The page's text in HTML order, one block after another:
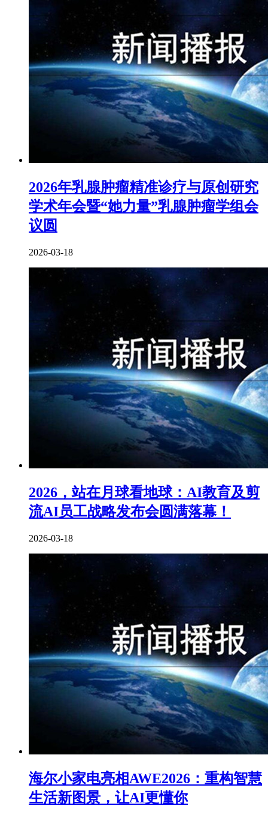
2026年乳腺肿瘤精准诊疗与原创研究
学术年会暨“她力量”乳腺肿瘤学组会
议圆
2026-03-18
2026，站在月球看地球：AI教育及剪
流AI员工战略发布会圆满落幕！
2026-03-18
海尔小家电亮相AWE2026：重构智慧
生活新图景，让AI更懂你